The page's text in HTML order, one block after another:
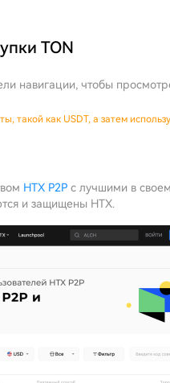
TON
навигации, чтобы
такой как USDT, а затем
HTX P2P с лучшими в
и защищены HTX.